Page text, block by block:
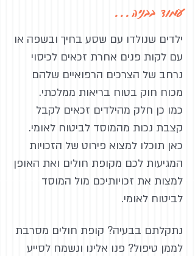
ילדים שנולדו עם שסע בחיך ובשפה או
עם לקות פנים אחרת זכאים לכיסוי
נרחב של הצרכים הרפואיים שלהם
מכוח חוק בטוח בריאות ממלכתי.
כמו כן חלק מהילדים זכאים לקבל
קצבת נכות מהמוסד לביטוח לאומי.
כאן תוכלו למצוא פירוט של הזכויות
המגיעות לכם מקופת חולים ואת האופן
למצות את זכויותיכם מול המוסד
לביטוח לאומי.
נתקלתם בבעיה? קופת חולים מסרבת
לממן טיפול? פנו אלינו ונשמח לסייע
עמוד בבניה...